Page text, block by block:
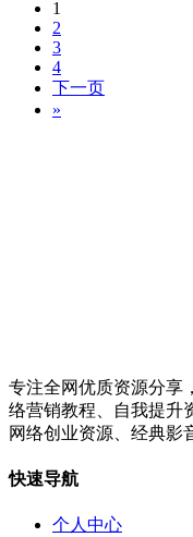
1
2
3
4
下一页
»
专注全网优质资源分享
络营销教程、自我提升
网络创业资源、经典影
快速导航
个人中心